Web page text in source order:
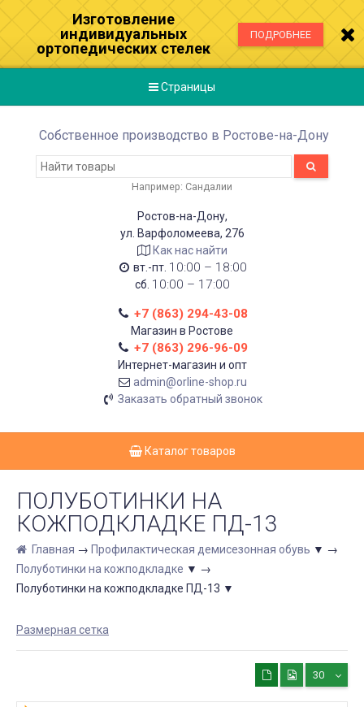
Изготовление
индивидуальных
ортопедических стелек
ПОДРОБНЕЕ
Страницы
Собственное производство в Ростове-на-Дону
Например: Сандалии
Ростов-на-Дону,
ул. Варфоломеева, 276
Как нас найти
вт.-пт. 10:00 – 18:00
сб. 10:00 – 17:00
+7 (863) 294-43-08
Магазин в Ростове
+7 (863) 296-96-09
Интернет-магазин и опт
admin@orline-shop.ru
Заказать обратный звонок
Каталог товаров
ПОЛУБОТИНКИ НА
КОЖПОДКЛАДКЕ ПД-13
Главная → Профилактическая демисезонная обувь ▼ →
Полуботинки на кожподкладке ▼ →
Полуботинки на кожподкладке ПД-13 ▼
Размерная сетка
30